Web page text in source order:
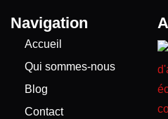
Navigation
Accueil
Qui sommes-nous
Blog
Contact